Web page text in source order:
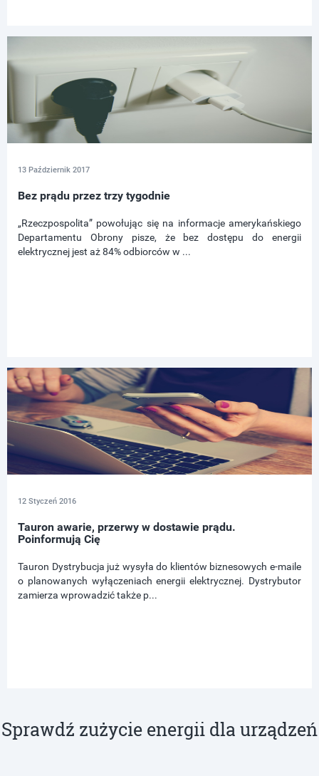
13 Październik 2017
Bez prądu przez trzy tygodnie
„Rzeczpospolita” powołując się na informacje amerykańskiego
Departamentu Obrony pisze, że bez dostępu do energii
elektrycznej jest aż 84% odbiorców w ...
12 Styczeń 2016
Tauron awarie, przerwy w dostawie prądu.
Poinformują Cię
Tauron Dystrybucja już wysyła do klientów biznesowych e-maile
o planowanych wyłączeniach energii elektrycznej. Dystrybutor
zamierza wprowadzić także p...
Sprawdź zużycie energii dla urządzeń